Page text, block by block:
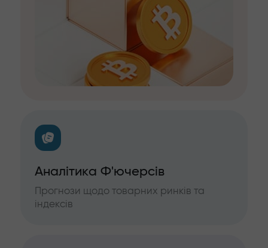
Аналітика Ф'ючерсів
Прогнози щодо товарних ринків та
індексів